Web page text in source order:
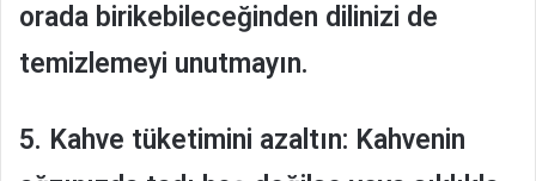
orada birikebileceğinden dilinizi de
temizlemeyi unutmayın.
5. Kahve tüketimini azaltın: Kahvenin